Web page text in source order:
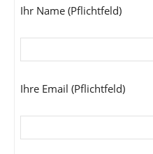
Ihr Name (Pflichtfeld)
Ihre Email (Pflichtfeld)